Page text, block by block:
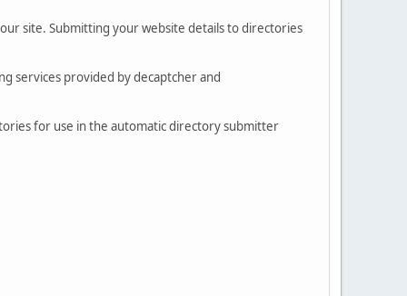
site. Submitting your website details to directories
services provided by decaptcher and
for use in the automatic directory submitter